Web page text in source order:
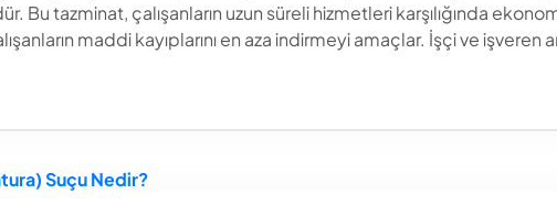
Bu tazminat, çalışanların uzun süreli hizmetleri karşılığında
maddi kayıplarını en aza indirmeyi amaçlar. İşçi ve işveren